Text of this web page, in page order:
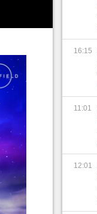
16:15
11:01
12:01